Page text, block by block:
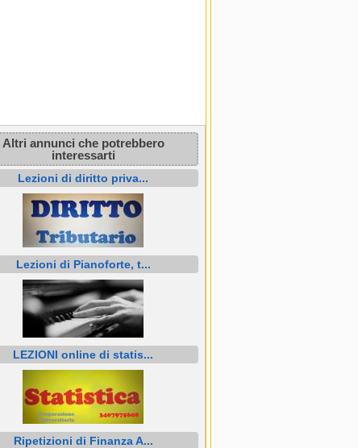
Altri annunci che potrebbero
interessarti
Lezioni di diritto priva...
Lezioni di Pianoforte, t...
LEZIONI online di statis...
Ripetizioni di Finanza A...